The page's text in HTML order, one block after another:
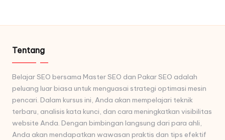
Tentang
Belajar SEO bersama Master SEO dan Pakar SEO adalah
peluang luar biasa untuk menguasai strategi optimasi mesin
pencari. Dalam kursus ini, Anda akan mempelajari teknik
terbaru, analisis kata kunci, dan cara meningkatkan visibilitas
website Anda. Dengan bimbingan langsung dari para ahli,
Anda akan mendapatkan wawasan praktis dan tips efektif